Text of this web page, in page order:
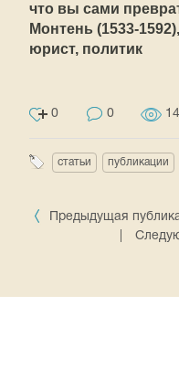
что вы сами
Монтень (1533-
юрист, политик
0 0
статьи публикации
Предыдущая